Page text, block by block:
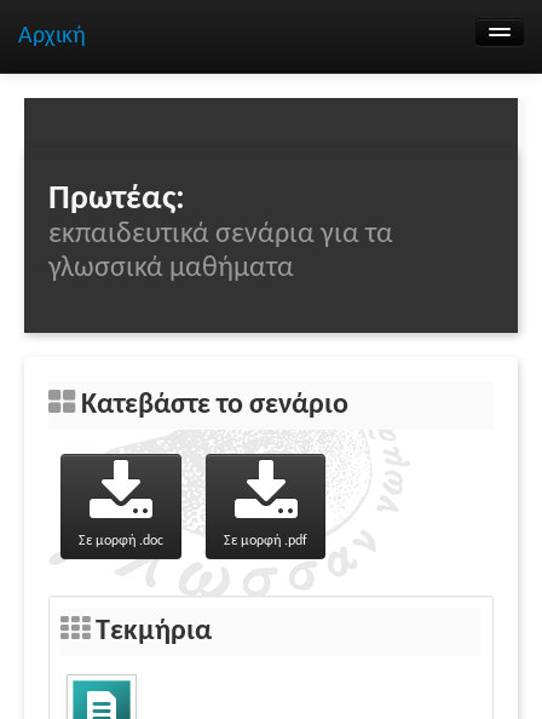
Αρχική
Πρωτέας:
εκπαιδευτικά σενάρια για τα
γλωσσικά μαθήματα
Κατεβάστε το σενάριο
Σε μορφή .doc Σε μορφή .pdf
Τεκμήρια